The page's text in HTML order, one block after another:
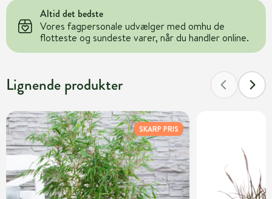
Altid det bedste
Vores fagpersonale udvælger med omhu de
flotteste og sundeste varer, når du handler online.
Lignende produkter
SKARP PRIS